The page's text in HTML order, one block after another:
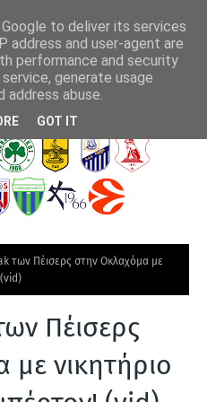
μετάλλιο στο Παγκόσμιο
των Πέισερς στην Οκλαχόμα με
Πέισερς
νικητήριο
to deliver its services
address and user-agent are
performance and security
generate usage
abuse.
GOT IT